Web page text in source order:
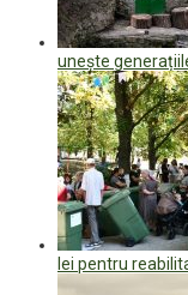
unește
lei pentru